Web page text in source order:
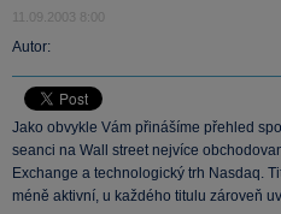
11.09.2003 8:00
Autor:
Jako obvykle Vám přinášíme přehled
seanci na Wall street nejvíce
Exchange a technologický trh Nasdaq.
méně aktivní, u každého titulu zároveň